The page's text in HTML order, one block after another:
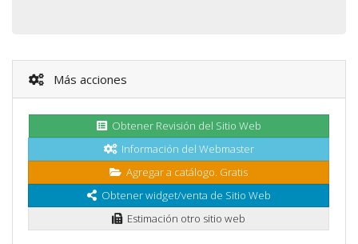
Más acciones
Obtener Revisión del Sitio Web
Información del Webmaster
Agregar a catálogo. Gratis
Obtener widget/venta de Sitio Web
Estimación otro sitio web